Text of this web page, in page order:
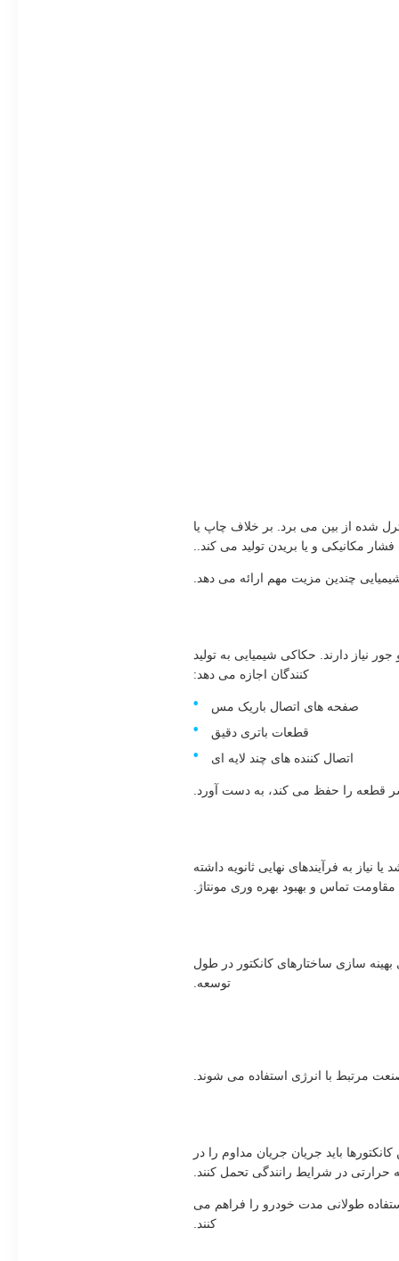
شده از بین می برد. بر خلاف چاپ یا
مکانیکی و یا بریدن تولید می کند..
چندین مزیت مهم ارائه می دهد.
نیاز دارند. حکاکی شیمیایی به تولید
کنندگان اجازه می دهد:
صفحه های اتصال باریک مس
قطعات باتری دقیق
اتصال کننده های چند لایه ای
قطعه را حفظ می کند، به دست آورد.
به فرآیندهای نهایی ثانویه داشته
تماس و بهبود بهره وری مونتاژ.
سازی ساختارهای کانکتور در طول
توسعه.
مرتبط با انرژی استفاده می شوند.
باید جریان جریان مداوم را در
در شرایط رانندگی تحمل کنند.
طولانی مدت خودرو را فراهم می
کنند.